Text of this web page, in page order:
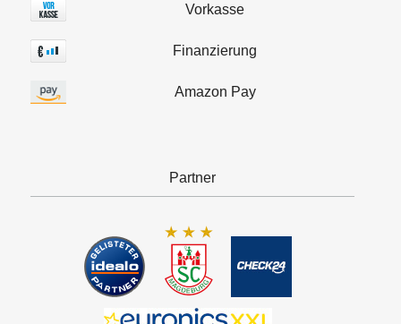
Vorkasse
Finanzierung
Amazon Pay
Partner